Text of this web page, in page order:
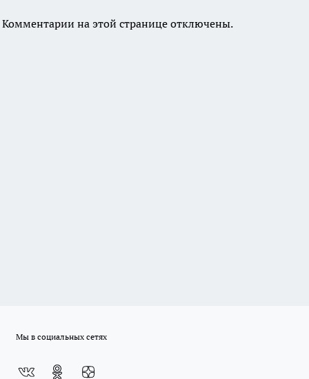
Комментарии на этой странице отключены.
Мы в социальных сетях